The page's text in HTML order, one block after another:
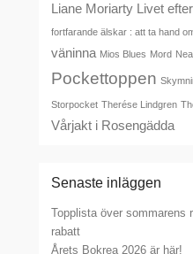
Liane Moriarty Livet
fortfarande älskar : att ta hand
väninna Mios Blues Mord
Pockettoppen
Storpocket Therése Lindgren
Vårjakt i Rosengädda
Senaste inläggen
Topplista över sommarens
rabatt
Årets Bokrea 2026 är här!